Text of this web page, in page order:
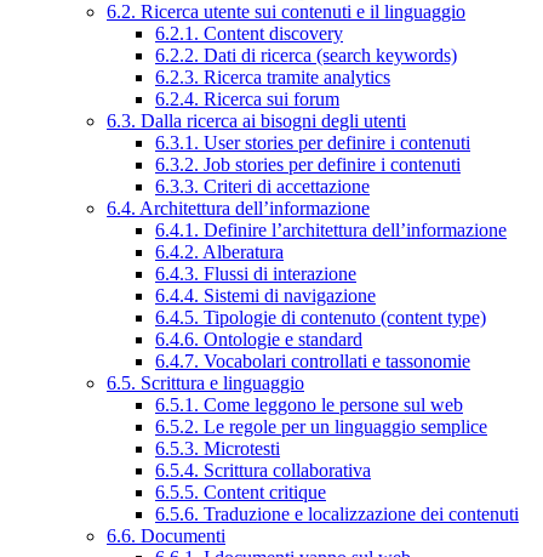
6.2. Ricerca utente sui contenuti e il linguaggio
6.2.1. Content discovery
6.2.2. Dati di ricerca (search keywords)
6.2.3. Ricerca tramite analytics
6.2.4. Ricerca sui forum
6.3. Dalla ricerca ai bisogni degli utenti
6.3.1. User stories per definire i contenuti
6.3.2. Job stories per definire i contenuti
6.3.3. Criteri di accettazione
6.4. Architettura dell’informazione
6.4.1. Definire l’architettura dell’informazione
6.4.2. Alberatura
6.4.3. Flussi di interazione
6.4.4. Sistemi di navigazione
6.4.5. Tipologie di contenuto (content type)
6.4.6. Ontologie e standard
6.4.7. Vocabolari controllati e tassonomie
6.5. Scrittura e linguaggio
6.5.1. Come leggono le persone sul web
6.5.2. Le regole per un linguaggio semplice
6.5.3. Microtesti
6.5.4. Scrittura collaborativa
6.5.5. Content critique
6.5.6. Traduzione e localizzazione dei contenuti
6.6. Documenti